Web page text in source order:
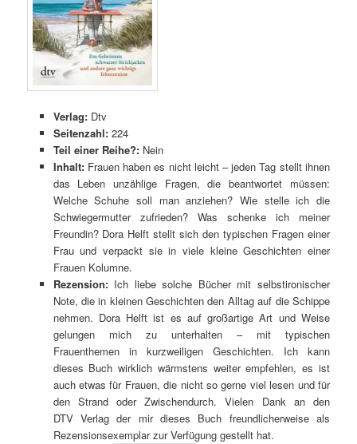
Verlag:Dtv
Seitenzahl: 224
Teil einer Reihe?: Nein
Inhalt: Frauen haben es nicht leicht – jeden Tag stellt ihnen
das Leben unzählige Fragen, die beantwortet müssen:
Welche Schuhe soll man anziehen? Wie stelle ich die
Schwiegermutter zufrieden? Was schenke ich meiner
Freundin? Dora Helft stellt sich den typischen Fragen einer
Frau und verpackt sie in viele kleine Geschichten einer
Frauen Kolumne.
Rezension: Ich liebe solche Bücher mit selbstironischer
Note, die in kleinen Geschichten den Alltag auf die Schippe
nehmen. Dora Helft ist es auf großartige Art und Weise
gelungen mich zu unterhalten – mit typischen
Frauenthemen in kurzweiligen Geschichten. Ich kann
dieses Buch wirklich wärmstens weiter empfehlen, es ist
auch etwas für Frauen, die nicht so gerne viel lesen und für
den Strand oder Zwischendurch. Vielen Dank an den
DTV Verlag der mir dieses Buch freundlicherweise als
Rezensionsexemplar zur Verfügung gestellt hat.